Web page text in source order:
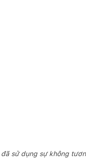
đã sử dụng sự không